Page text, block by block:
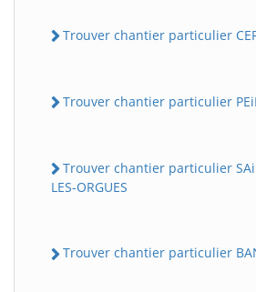
Trouver chantier particulier
Trouver chantier particulier
Trouver chantier particulier
LES-ORGUES
Trouver chantier particulier